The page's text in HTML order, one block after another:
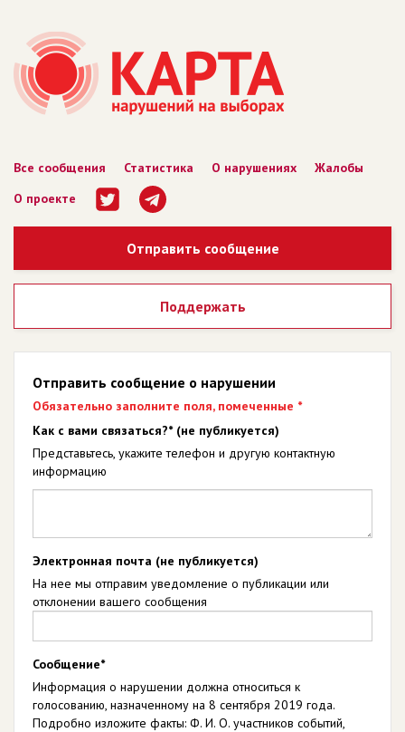
Все сообщения Статистика О нарушениях
Жалобы
О проекте
Отправить сообщение
Поддержать
Отправить сообщение о нарушении
Обязательно заполните поля, помеченные *
Как с вами связаться?* (не публикуется)
Представьтесь, укажите телефон и другую контактную
информацию
Электронная почта (не публикуется)
На нее мы отправим уведомление о публикации или
отклонении вашего сообщения
Сообщение*
Информация о нарушении должна относиться к
голосованию, назначенному на 8 сентября 2019 года.
Подробно изложите факты: Ф. И. О. участников событий,